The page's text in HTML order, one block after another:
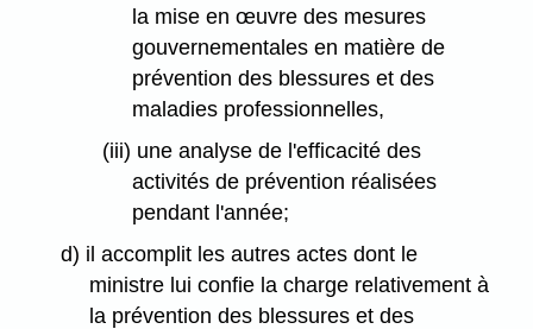
la mise en œuvre des mesures
gouvernementales en matière de
prévention des blessures et des
maladies professionnelles,
(iii) une analyse de l'efficacité des
activités de prévention réalisées
pendant l'année;
d) il accomplit les autres actes dont le
ministre lui confie la charge relativement à
la prévention des blessures et des